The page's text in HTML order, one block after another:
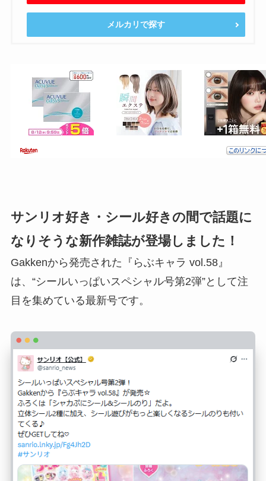
メルカリで探す
サンリオ好き・シール好きの間で話題に
なりそうな新作雑誌が登場しました！
Gakkenから発売された『らぶキャラ vol.58』
は、“シールいっぱいスペシャル号第2弾”として注
目を集めている最新号です。